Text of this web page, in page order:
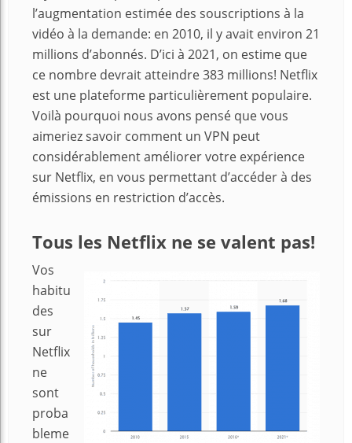
l’augmentation estimée des souscriptions à la
vidéo à la demande: en 2010, il y avait environ 21
millions d’abonnés. D’ici à 2021, on estime que
ce nombre devrait atteindre 383 millions! Netflix
est une plateforme particulièrement populaire.
Voilà pourquoi nous avons pensé que vous
aimeriez savoir comment un VPN peut
considérablement améliorer votre expérience
sur Netflix, en vous permettant d’accéder à des
émissions en restriction d’accès.
Tous les Netflix ne se valent pas!
Vos
habitu
des
sur
Netflix
ne
sont
proba
bleme